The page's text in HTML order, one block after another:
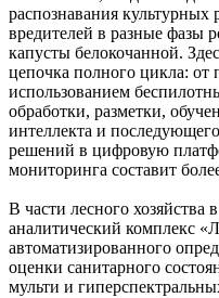
распознавания культурных
вредителей в разные фазы
капусты белокочанной.
цепочка полного цикла: от
использованием
обработки, разметки,
интеллекта и
решений в цифровую
мониторинга составит
В части лесного хозяйства
аналитический комплекс
автоматизированного
оценки санитарного
мульти и